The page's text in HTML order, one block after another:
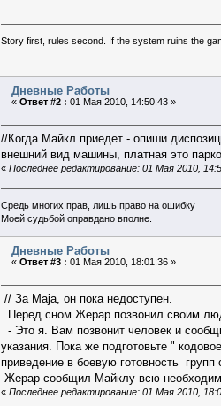
Story first, rules second. If the system ruins the
Дневные Работы
«Ответ #2 : 01 Мая 2010, 14:50:43 »
//Когда Майкл приедет - опиши
внешний вид машины, платная это
« Последнее редактирование: 01 Мая 2010,
Средь многих прав, лишь право на ошибку
Моей судьбой оправдано вполне.
Дневные Работы
«Ответ #3 : 01 Мая 2010, 18:01:36 »
// За Maja, он пока недоступен.
Перед сном Жерар позвонил своим
- Это я. Вам позвонит человек и
указания. Пока же подготовьте "
приведение в боевую готовность групп
Жерар сообщил Майклу всю
« Последнее редактирование: 01 Мая 2010,